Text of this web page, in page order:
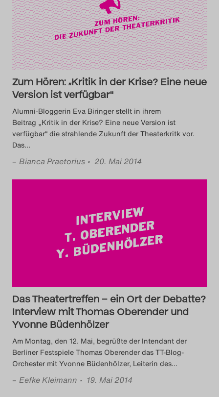
Das Theatertreffen-Blog
2014
Das Theatertreffen-Blog
2015
Das Theatertreffen-Blog
2016
Das Theatertreffen-Blog
2017
2018
Das Theatertreffen-Blog
2018 Alumni
Das Theatertreffen-Blog
2019
Das Theatertreffen-Blog
2020
Das Theatertreffen-Blog
2021
Zum Hören: „Kritik in der Krise? Eine neue
Version ist verfügbar"
Alumni-Bloggerin Eva Biringer stellt in ihrem
Beitrag „Kritik in der Krise? Eine neue Version ist
verfügbar“ die strahlende Zukunft der Theaterkritk vor.
Das…
– Bianca Praetorius • 20. Mai 2014
Das Theatertreffen – ein Ort der Debatte?
Interview mit Thomas Oberender und
Yvonne Büdenhölzer
Am Montag, den 12. Mai, begrüßte der Intendant der
Berliner Festspiele Thomas Oberender das TT-Blog-
Orchester mit Yvonne Büdenhölzer, Leiterin des…
– Eefke Kleimann • 19. Mai 2014